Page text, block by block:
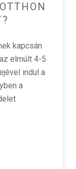
kapcsán
elmúlt 4-5
indul a
a